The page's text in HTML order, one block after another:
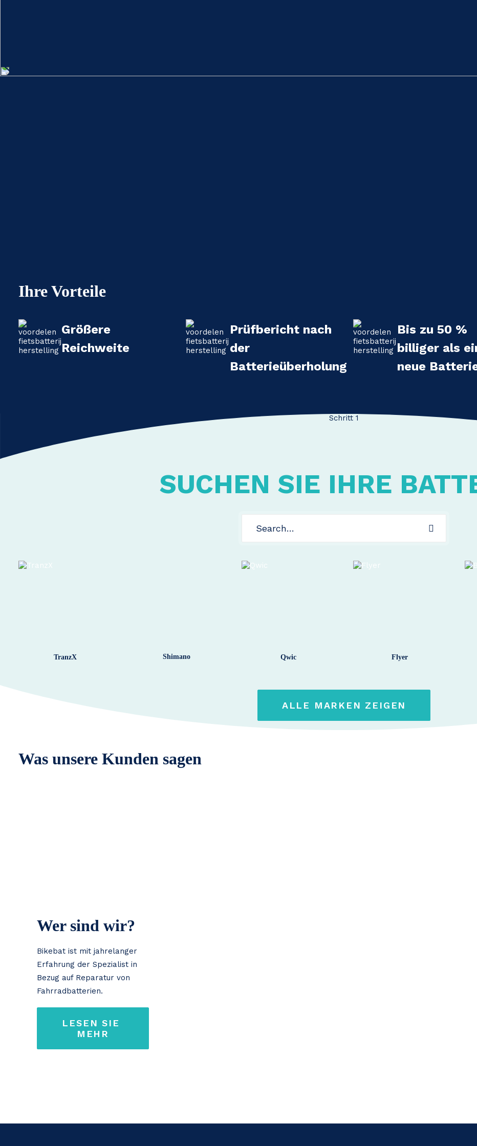
Ihre Vorteile
Größere
Reichweite
Prüfbericht nach
der
Batterieüberholung
Bis zu 50 %
billiger als
neue
Schritt 1
SUCHEN SIE IHRE
TranzX Shimano Qwic Flyer
ALLE MARKEN ZEIGEN
Was unsere Kunden sagen
Wer sind wir?
Bikebat ist mit jahrelanger
Erfahrung der Spezialist in
Bezug auf Reparatur von
Fahrradbatterien.
LESEN SIE
MEHR